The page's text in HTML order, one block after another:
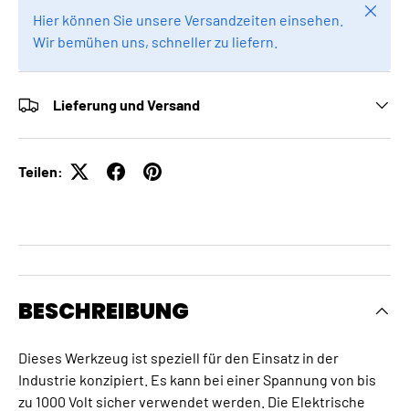
Hier können Sie unsere Versandzeiten einsehen.
Wir bemühen uns, schneller zu liefern.
Lieferung und Versand
Teilen:
BESCHREIBUNG
Dieses Werkzeug ist speziell für den Einsatz in der
Industrie konzipiert. Es kann bei einer Spannung von bis
zu 1000 Volt sicher verwendet werden. Die Elektrische